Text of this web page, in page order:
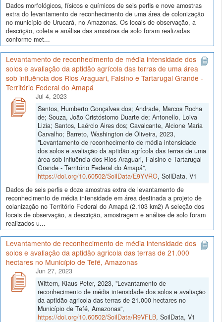
Dados morfológicos, físicos e químicos de seis perfis e nove amostras
extra do levantamento de reconhecimento de uma área de colonização
no município de Urucará, no Amazonas. Os locais de observação, a
descrição, coleta e análise das amostras de solo foram realizadas
conforme met...
Levantamento de reconhecimento de média intensidade dos
solos e avaliação da aptidão agrícola das terras de uma área
sob influência dos Rios Araguari, Falsino e Tartarugal Grande -
Território Federal do Amapá
Jul 4, 2023
Santos, Humberto Gonçalves dos; Andrade, Marcos Rocha
de; Souza, João Cristóstomo Duarte de; Antonello, Loiva
Lizia; Santos, Laércio Aires dos; Cavalcante, Alcione Maria
Carvalho; Barreto, Washington de Oliveira, 2023,
"Levantamento de reconhecimento de média intensidade
dos solos e avaliação da aptidão agrícola das terras de uma
área sob influência dos Rios Araguari, Falsino e Tartarugal
Grande - Território Federal do Amapá",
https://doi.org/10.60502/SoilData/E9YVRO, SoilData, V1
Dados de seis perfis e doze amostras extra de levantamento de
reconhecimento de média intensidade em área destinada a projeto de
colanização no Território Federal do Amapá (2.103 km2) A seleção dos
locais de observação, a descrição, amostragem e análise de solo foram
realizados u...
Levantamento de reconhecimento de média intensidade dos
solos e avaliação da aptidão agricola das terras de 21.000
hectares no Município de Tefé, Amazonas
Jun 27, 2023
Wittern, Klaus Peter, 2023, "Levantamento de
reconhecimento de média intensidade dos solos e avaliação
da aptidão agricola das terras de 21.000 hectares no
Município de Tefé, Amazonas",
https://doi.org/10.60502/SoilData/R9VFLB, SoilData, V1